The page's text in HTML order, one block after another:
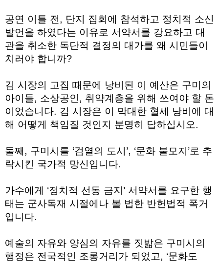
공연 이틀 전, 단지 집회에 참석하고 정치적 소신
발언을 하였다는 이유로 서약서를 강요하고 대
관을 취소한 독단적 결정의 대가를 왜 시민들이
치러야 합니까?
김 시장의 고집 때문에 낭비된 이 예산은 구미의
아이들, 소상공인, 취약계층을 위해 쓰여야 할 돈
이었습니다. 김 시장은 이 막대한 혈세 낭비에 대
해 어떻게 책임질 것인지 분명히 답하십시오.
둘째, 구미시를 ‘검열의 도시’, ‘문화 불모지’로 추
락시킨 국가적 망신입니다.
가수에게 ‘정치적 선동 금지’ 서약서를 요구한 행
태는 군사독재 시절에나 볼 법한 반헌법적 폭거
입니다.
예술의 자유와 양심의 자유를 짓밟은 구미시의
행정은 전국적인 조롱거리가 되었고, ‘문화도